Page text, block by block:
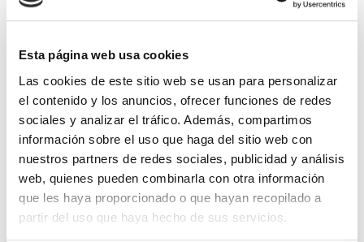
Esta página web usa cookies
Las cookies de este sitio web se usan para personalizar
el contenido y los anuncios, ofrecer funciones de redes
sociales y analizar el tráfico. Además, compartimos
información sobre el uso que haga del sitio web con
nuestros partners de redes sociales, publicidad y análisis
web, quienes pueden combinarla con otra información
que les haya proporcionado o que hayan recopilado a
partir del uso que haya hecho de sus servicios.
Importante:
(SIN IVA).
Los que compraron este
producto, también
compraron